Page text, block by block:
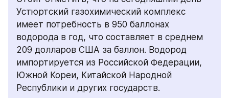
Устюртский газохимический комплекс
имеет потребность в 950 баллонах
водорода в год, что составляет в среднем
209 долларов США за баллон. Водород
импортируется из Российской Федерации,
Южной Кореи, Китайской Народной
Республики и других государств.